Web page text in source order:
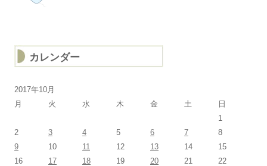
カレンダー
2017年10月
月
火 水 木 金 土
日
1
2
3 4 5 6 7
8
9
10 11 12 13 14
15
16
17 18 19 20 21
22